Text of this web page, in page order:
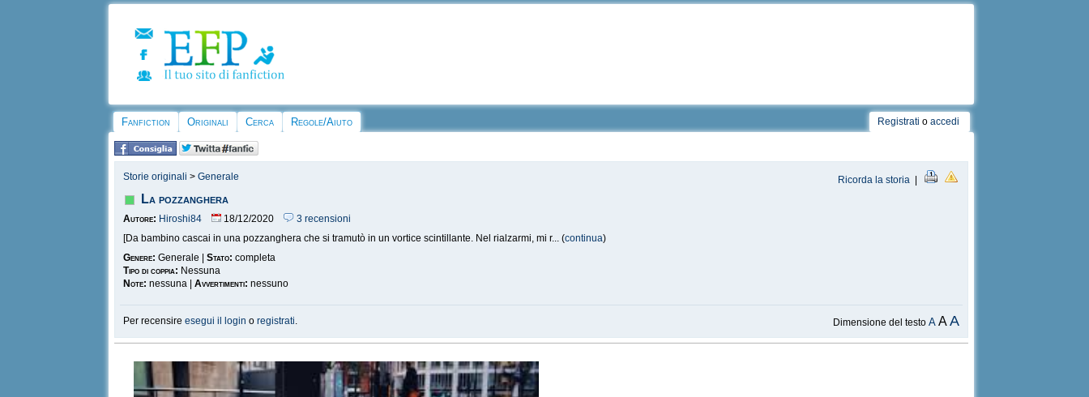
Fanfiction Originali Cerca Regole/Aiuto Registrati o accedi
Storie originali >Generale Ricorda la storia |
La pozzanghera
Autore: Hiroshi84 18/12/2020
3 recensioni
[Da bambino cascai in una pozzanghera che si tramutò in un vortice scintillante. Nel rialzarmi, mi r... (continua)
Genere: Generale |Stato: completa
Tipo di coppia: Nessuna
Note: nessuna |Avvertimenti: nessuno
Per recensireesegui il login oregistrati. Dimensione del testoA AA